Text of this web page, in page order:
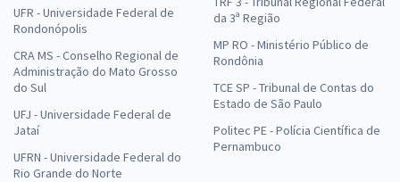
UFR - Universidade Federal de
Rondonópolis
CRA MS - Conselho Regional de
Administração do Mato Grosso
do Sul
UFJ - Universidade Federal de
Jataí
UFRN - Universidade Federal do
Rio Grande do Norte
da 3ª Região
MP RO - Ministério Público de
Rondônia
TCE SP - Tribunal de Contas do
Estado de São Paulo
Politec PE - Polícia Científica de
Pernambuco